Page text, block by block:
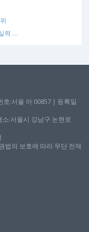
력 …
:서울 아 00857 | 등록일
:서울시 강남구 논현로
법의 보호에 따라 무단 전재